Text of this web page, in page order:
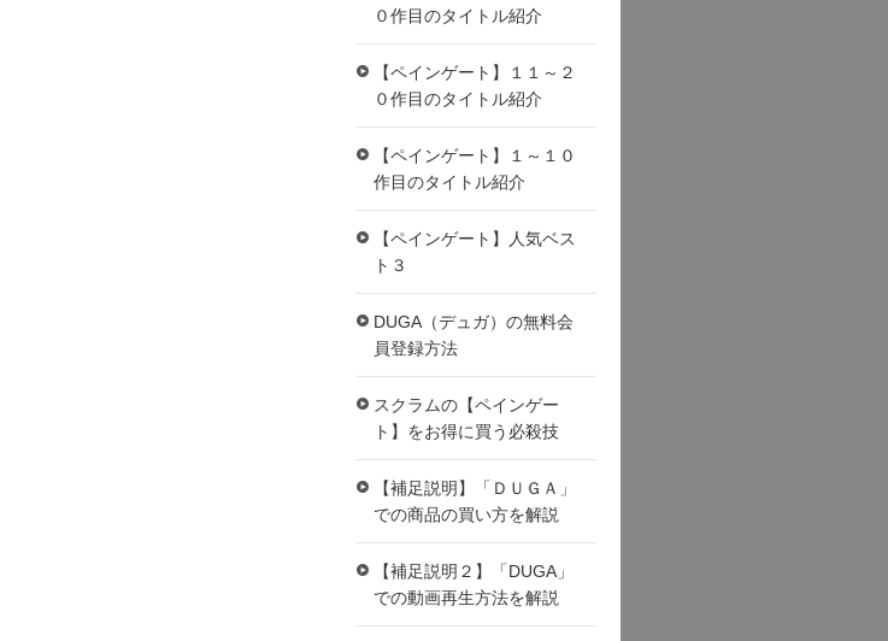
０作目のタイトル紹介
【ペインゲート】１１～２
０作目のタイトル紹介
【ペインゲート】１～１０
作目のタイトル紹介
【ペインゲート】人気ベス
ト３
DUGA（デュガ）の無料会
員登録方法
スクラムの【ペインゲー
ト】をお得に買う必殺技
【補足説明】「ＤＵＧＡ」
での商品の買い方を解説
【補足説明２】「DUGA」
での動画再生方法を解説